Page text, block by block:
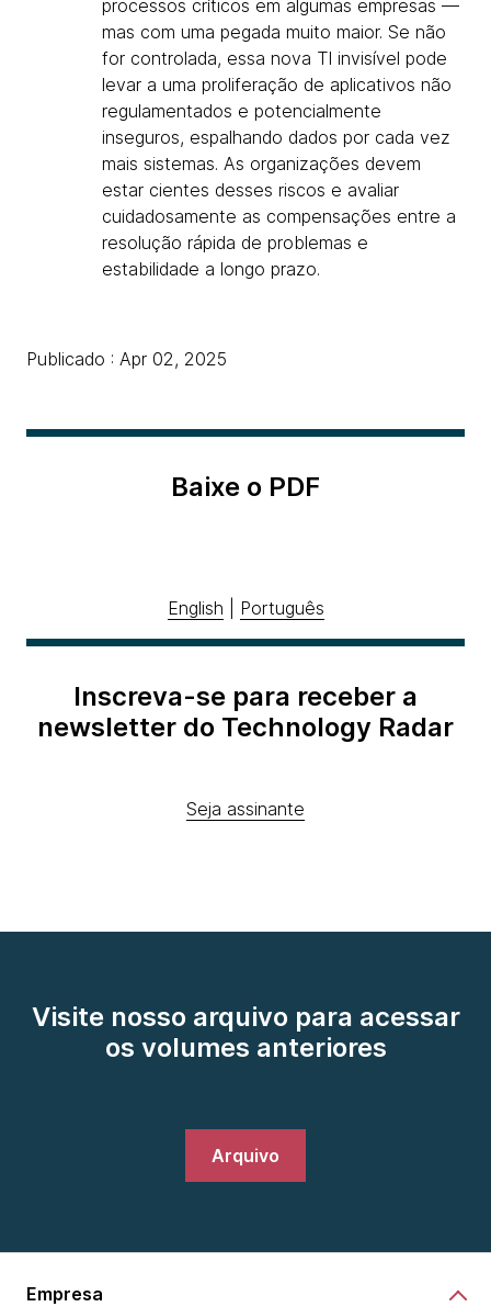
processos críticos em algumas empresas —
mas com uma pegada muito maior. Se não
for controlada, essa nova TI invisível pode
levar a uma proliferação de aplicativos não
regulamentados e potencialmente
inseguros, espalhando dados por cada vez
mais sistemas. As organizações devem
estar cientes desses riscos e avaliar
cuidadosamente as compensações entre a
resolução rápida de problemas e
estabilidade a longo prazo.
Publicado : Apr 02, 2025
Baixe o PDF
English Português
Inscreva-se para receber a
newsletter do Technology Radar
Seja assinante
Visite nosso arquivo para acessar
os volumes anteriores
Arquivo
Empresa